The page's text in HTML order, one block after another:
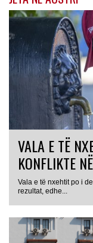
VALA E TË
KONFLIKTE
Vala e të nxehtit po i
rezultat, edhe...